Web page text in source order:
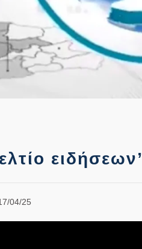
04/25